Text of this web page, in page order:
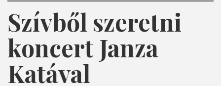
Szívből szeretni
koncert Janza
Katával